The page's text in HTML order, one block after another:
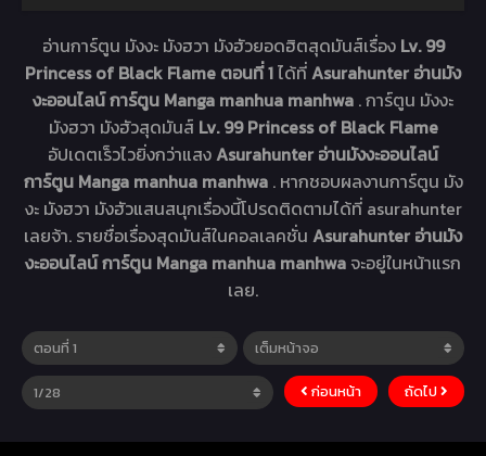
อ่านการ์ตูน มังงะ มังฮวา มังฮัวยอดฮิตสุดมันส์เรื่อง Lv. 99
Princess of Black Flame ตอนที่ 1ได้ที่Asurahunter อ่านมัง
งะออนไลน์ การ์ตูน Manga manhua manhwa . การ์ตูน มังงะ
มังฮวา มังฮัวสุดมันส์ Lv. 99 Princess of Black Flame
อัปเดตเร็วไวยิ่งกว่าแสงAsurahunter อ่านมังงะออนไลน์
การ์ตูน Manga manhua manhwa . หากชอบผลงานการ์ตูน มัง
งะ มังฮวา มังฮัวแสนสนุกเรื่องนี้โปรดติดตามได้ที่ asurahunter
เลยจ้า. รายชื่อเรื่องสุดมันส์ในคอลเลคชั่น Asurahunter อ่านมัง
งะออนไลน์ การ์ตูน Manga manhua manhwa จะอยู่ในหน้าแรก
เลย.
ก่อนหน้า ถัดไป